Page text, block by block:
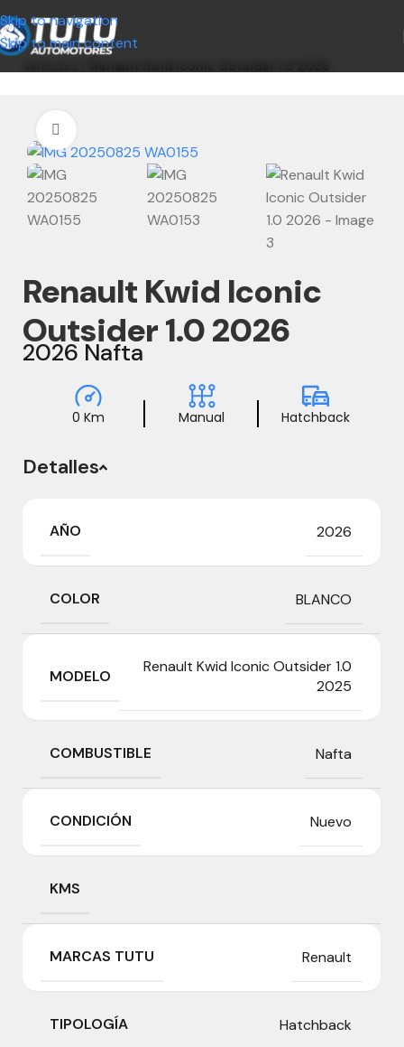
Skip to navigation
Skip to main content
Renault Kwid Iconic
Outsider 1.0 2026
2026 Nafta
0 Km Manual Hatchback
Detalles
AÑO 2026
COLOR BLANCO
MODELO
Renault Kwid Iconic Outsider 1.0
2025
COMBUSTIBLE Nafta
CONDICIÓN Nuevo
KMS
MARCAS TUTU Renault
TIPOLOGÍA Hatchback